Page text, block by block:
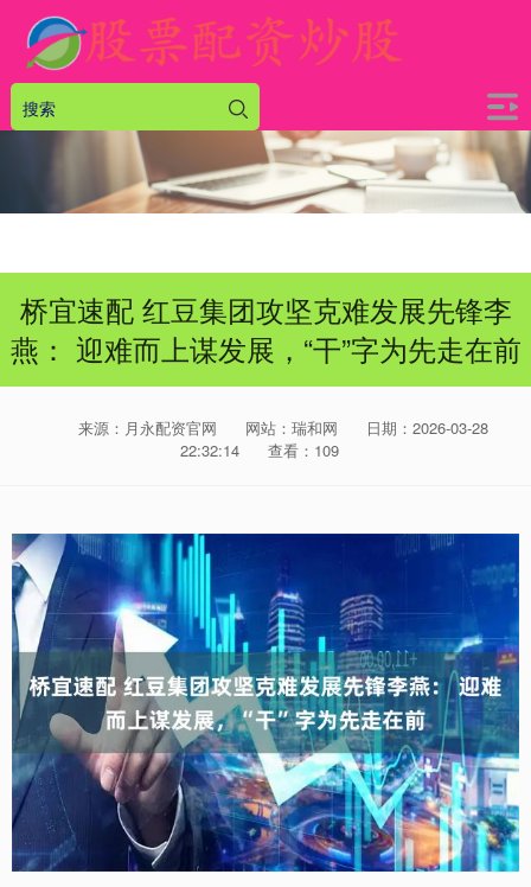
桥宜速配 红豆集团攻坚克难发展先锋李
燕： 迎难而上谋发展，“干”字为先走在前
来源：月永配资官网 网站：瑞和网
日期：2026-03-28
22:32:14
查看：109